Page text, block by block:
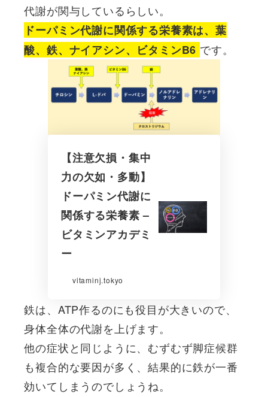
代謝が関与しているらしい。
ドーパミン代謝に関係する栄養素は、葉
酸、鉄、ナイアシン、ビタミンB6 です。
【注意欠損・集中
力の欠如・多動】
ドーパミン代謝に
関係する栄養素 –
ビタミンアカデミ
ー
vitaminj.tokyo
鉄は、ATP作るのにも役目が大きいので、
身体全体の代謝を上げます。
他の症状と同じように、むずむず脚症候群
も複合的な要因が多く、結果的に鉄が一番
効いてしまうのでしょうね。